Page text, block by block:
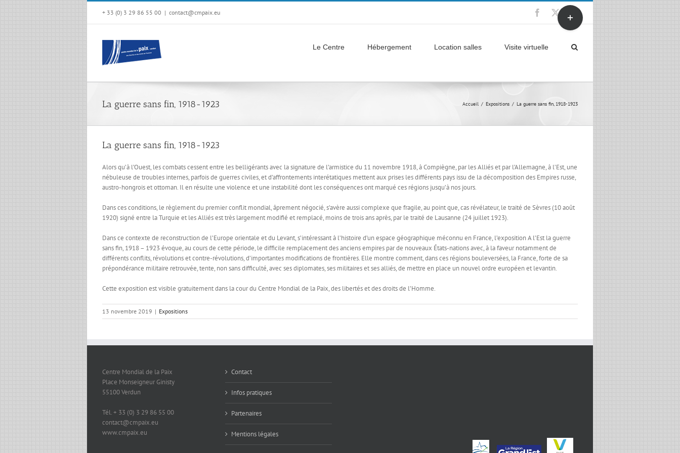
Passer
au
contenu
+ 33 (0) 3 29 86 55 00 | contact@cmpaix.eu Facebook
X YouTube
Le Centre Hébergement Location salles Visite virtuelle
La guerre sans fin, 1918-1923 Accueil Expositions La guerre sans fin, 1918-1923
La guerre sans fin, 1918-1923
Alors qu’à l’Ouest, les combats cessent entre les belligérants avec la signature de l’armistice du 11 novembre 1918, à Compiègne, par les Alliés et par l’Allemagne, à l’Est, une
nébuleuse de troubles internes, parfois de guerres civiles, et d’affrontements interétatiques mettent aux prises les différents pays issu de la décomposition des Empires russe,
austro-hongrois et ottoman. Il en résulte une violence et une instabilité dont les conséquences ont marqué ces régions jusqu’à nos jours.
Dans ces conditions, le règlement du premier conflit mondial, âprement négocié, s’avère aussi complexe que fragile, au point que, cas révélateur, le traité de Sèvres (10 août
1920) signé entre la Turquie et les Alliés est très largement modifié et remplacé, moins de trois ans après, par le traité de Lausanne (24 juillet 1923).
Dans ce contexte de reconstruction de l’Europe orientale et du Levant, s’intéressant à l’histoire d’un espace géographique méconnu en France, l’exposition A l’Est la guerre
sans fin, 1918 – 1923 évoque, au cours de cette période, le difficile remplacement des anciens empires par de nouveaux États-nations avec, à la faveur notamment de
différents conflits, révolutions et contre-révolutions, d’importantes modifications de frontières. Elle montre comment, dans ces régions bouleversées, la France, forte de sa
prépondérance militaire retrouvée, tente, non sans difficulté, avec ses diplomates, ses militaires et ses alliés, de mettre en place un nouvel ordre européen et levantin.
Cette exposition est visible gratuitement dans la cour du Centre Mondial de la Paix, des libertés et des droits de l’Homme.
13 novembre 2019 | Expositions
Centre Mondial de la Paix
Place Monseigneur Ginisty
55100 Verdun
Tél. + 33 (0) 3 29 86 55 00
contact@cmpaix.eu
www.cmpaix.eu
Contact
Infos pratiques
Partenaires
Mentions légales
Bascule
de
la
coulissante